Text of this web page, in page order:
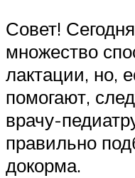
Совет!
множество
лактации, но,
помогают,
врачу-
правильно
докорма.